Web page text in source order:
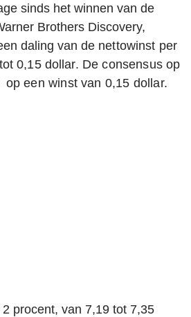
sinds het winnen van de
Brothers Discovery,
daling van de nettowinst per
0,15 dollar. De consensus op
een winst van 0,15 dollar.
procent, van 7,19 tot 7,35